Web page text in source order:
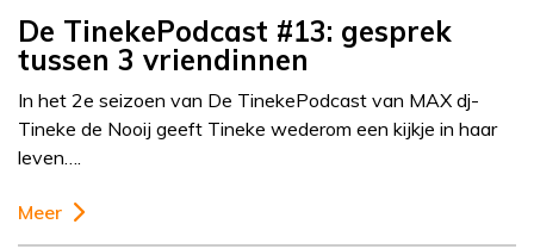
De TinekePodcast #13: gesprek
tussen 3 vriendinnen
In het 2e seizoen van De TinekePodcast van MAX dj-
Tineke de Nooij geeft Tineke wederom een kijkje in haar
leven….
Meer